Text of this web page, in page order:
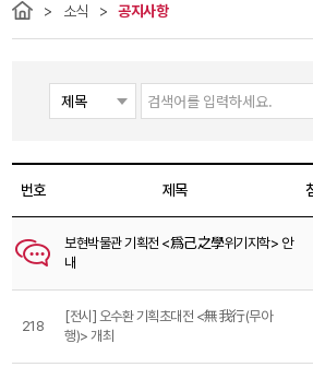
소식 공지사항
번호 제목
보현박물관 기획전 <爲己之學위기지학> 안
내
218
[전시] 오수환 기획초대전 <無我行(무아
행)> 개최